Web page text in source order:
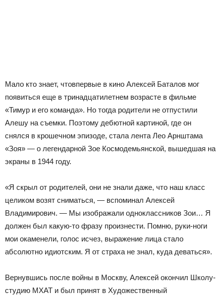
Мало кто знает, чтовпервые в кино Алексей Баталов мог
появиться еще в тринадцатилетнем возрасте в фильме
«Тимур и его команда». Но тогда родители не отпустили
Алешу на съемки. Поэтому дебютной картиной, где он
снялся в крошечном эпизоде, стала лента Лео Арнштама
«Зоя» — о легендарной Зое Космодемьянской, вышедшая на
экраны в 1944 году.
«Я скрыл от родителей, они не знали даже, что наш класс
целиком возят сниматься, — вспоминал Алексей
Владимирович. — Мы изображали одноклассников Зои… Я
должен был какую-то фразу произнести. Помню, руки-ноги
мои окаменели, голос исчез, выражение лица стало
абсолютно идиотским. Я от страха не знал, куда деваться».
Вернувшись после войны в Москву, Алексей окончил Школу-
студию МХАТ и был принят в Художественный